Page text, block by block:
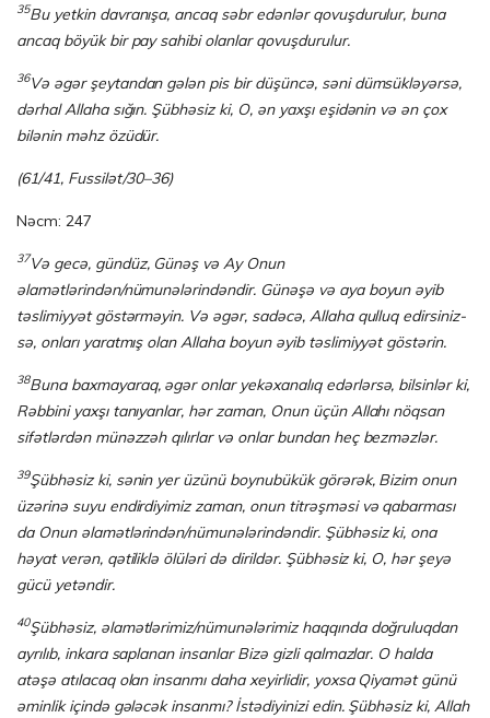
35Bu yetkin davranışa, ancaq səbr edənlər qovuşdurulur, buna
ancaq böyük bir pay sahibi olanlar qovuşdurulur.
36Və əgər şeytandan gələn pis bir düşüncə, səni dümsükləyərsə,
dərhal Allaha sığın. Şübhəsiz ki, O, ən yaxşı eşidənin və ən çox
bilənin məhz özüdür.
(61/41, Fussilət/30–36)
Nəcm: 247
37Və gecə, gündüz, Günəş və Ay Onun
əlamətlərindən/nümunələrindəndir. Günəşə və aya boyun əyib
təslimiyyət göstərməyin. Və əgər, sadəcə, Allaha qulluq edirsi­niz­
sə, onları yaratmış olan Allaha boyun əyib təslimiyyət göstərin.
38Buna baxmayaraq, əgər onlar yekəxanalıq edərlərsə, bilsinlər ki,
Rəbbini yaxşı tanıyanlar, hər zaman, Onun üçün Allahı nöqsan
sifətlərdən münəzzəh qılırlar və onlar bundan heç bezməzlər.
39Şübhəsiz ki, sənin yer üzünü boynubükük görərək, Bizim onun
üzərinə suyu endirdi­yi­miz zaman, onun titrəşməsi və qabarması
da Onun əlamətlərindən/nümunələ­rin­dən­dir. Şübhəsiz ki, ona
həyat verən, qətiliklə ölüləri də dirildər. Şübhəsiz ki, O, hər şe­yə
gücü yetəndir.
40Şübhəsiz, əlamətlərimiz/nümunələrimiz haqqında doğruluqdan
ayrılıb, inkara sapla­nan insanlar Bizə gizli qalmazlar. O halda
atəşə atılacaq olan insanmı daha xeyirlidir, yoxsa Qiyamət günü
əminlik içində gələcək insanmı? İstədiyinizi edin. Şübhəsiz ki, Allah